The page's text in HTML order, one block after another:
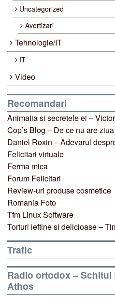
Uncategorized
Avertizari
Tehnologie/IT
IT
Video
Recomandari
Animatia si secretele ei –
Cop’s Blog – De ce nu are
Daniel Roxin – Adevarul
Felicitari virtuale
Ferma mica
Forum Felicitari
Review-uri produse cosmetice
Romania Foto
Tfm Linux Software
Torturi ieftine si delicioase –
Trafic
Radio ortodox – Schitul
Athos